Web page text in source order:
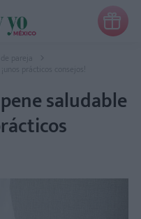

prácticos consejos!
saludable